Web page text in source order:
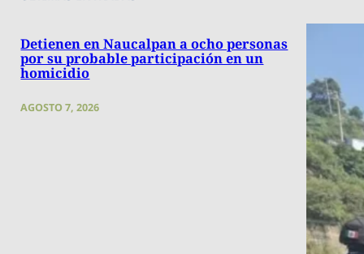
Detienen en Naucalpan a ocho personas
por su probable participación en un
homicidio
AGOSTO 7, 2026